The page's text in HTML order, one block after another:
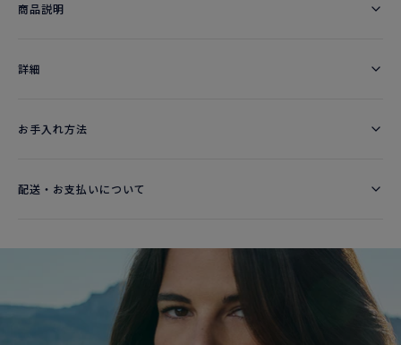
商品説明
詳細​
お手入れ方法
配送・お支払いについて